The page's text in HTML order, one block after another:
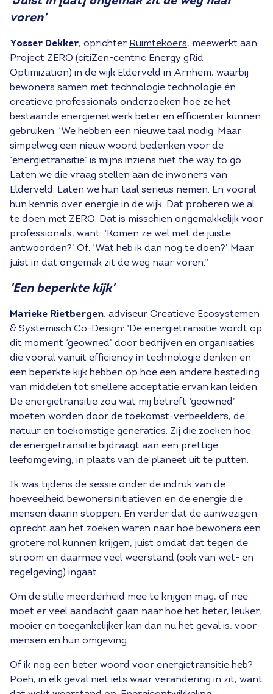
voren’
Yosser Dekker, oprichter Ruimtekoers, meewerkt aan
Project ZERO (citiZen-centric Energy gRid
Optimization) in de wijk Elderveld in Arnhem, waarbij
bewoners samen met technologie technologie én
creatieve professionals onderzoeken hoe ze het
bestaande energienetwerk beter en efficiënter kunnen
gebruiken: ‘We hebben een nieuwe taal nodig. Maar
simpelweg een nieuw woord bedenken voor de
‘energietransitie’ is mijns inziens niet the way to go.
Laten we die vraag stellen aan de inwoners van
Elderveld. Laten we hun taal serieus nemen. En vooral
hun kennis over energie in de wijk. Dat proberen we al
te doen met ZERO. Dat is misschien ongemakkelijk voor
professionals, want: ‘Komen ze wel met de juiste
antwoorden?’ Of: ‘Wat heb ik dan nog te doen?’ Maar
juist in dat ongemak zit de weg naar voren.’’
'Een beperkte kijk'
Marieke Rietbergen, adviseur Creatieve Ecosystemen
& Systemisch Co-Design: ‘De energietransitie wordt op
dit moment ‘geowned’ door bedrijven en organisaties
die vooral vanuit efficiency in technologie denken en
een beperkte kijk hebben op hoe een andere besteding
van middelen tot snellere acceptatie ervan kan leiden.
De energietransitie zou wat mij betreft ‘geowned’
moeten worden door de toekomst-verbeelders, de
natuur en toekomstige generaties. Zij die zoeken hoe
de energietransitie bijdraagt aan een prettige
leefomgeving, in plaats van de planeet uit te putten.
Ik was tijdens de sessie onder de indruk van de
hoeveelheid bewonersinitiatieven en de energie die
mensen daarin stoppen. En verder dat de aanwezigen
oprecht aan het zoeken waren naar hoe bewoners een
grotere rol kunnen krijgen, juist omdat dat tegen de
stroom en daarmee veel weerstand (ook van wet- en
regelgeving) ingaat.
Om de stille meerderheid mee te krijgen mag, of nee
moet er veel aandacht gaan naar hoe het beter, leuker,
mooier en toegankelijker kan dan nu het geval is, voor
mensen en hun omgeving.
Of ik nog een beter woord voor energietransitie heb?
Poeh, in elk geval niet iets waar verandering in zit, want